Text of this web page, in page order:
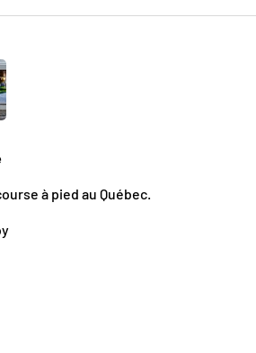
à pied au Québec.